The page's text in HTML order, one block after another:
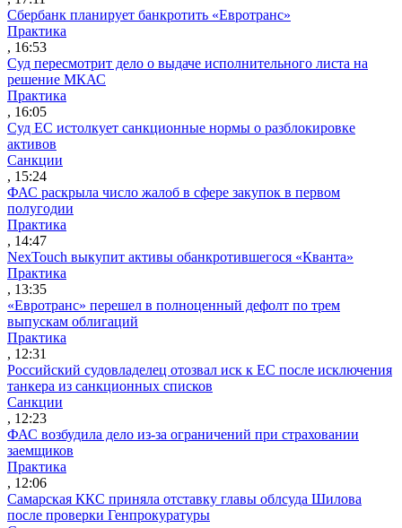
Сбербанк планирует банкротить «Евротранс»
Практика
, 16:53
Суд пересмотрит дело о выдаче исполнительного листа на
решение МКАС
Практика
, 16:05
Суд ЕС истолкует санкционные нормы о разблокировке
активов
Санкции
, 15:24
ФАС раскрыла число жалоб в сфере закупок в первом
полугодии
Практика
, 14:47
NexTouch выкупит активы обанкротившегося «Кванта»
Практика
, 13:35
«Евротранс» перешел в полноценный дефолт по трем
выпускам облигаций
Практика
, 12:31
Российский судовладелец отозвал иск к ЕС после исключения
танкера из санкционных списков
Санкции
, 12:23
ФАС возбудила дело из-за ограничений при страховании
заемщиков
Практика
, 12:06
Самарская ККС приняла отставку главы облсуда Шилова
после проверки Генпрокуратуры